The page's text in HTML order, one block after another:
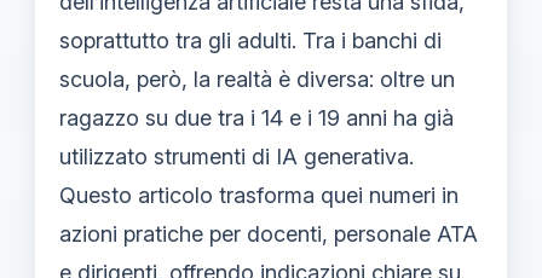
soprattutto tra gli adulti. Tra i banchi di
scuola, però, la realtà è diversa: oltre un
ragazzo su due tra i 14 e i 19 anni ha già
utilizzato strumenti di IA generativa.
Questo articolo trasforma quei numeri in
azioni pratiche per docenti, personale ATA
e dirigenti, offrendo indicazioni chiare su